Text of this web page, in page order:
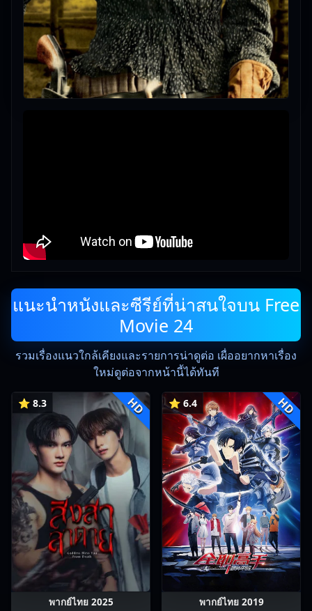
แนะนำหนังและซีรีย์ที่น่าสนใจบน Free
Movie 24
รวมเรื่องแนวใกล้เคียงและรายการน่าดูต่อ เผื่ออยากหาเรื่อง
ใหม่ดูต่อจากหน้านี้ได้ทันที
⭐ 8.3 HD
พากย์ไทย 2025
⭐ 6.4 HD
พากย์ไทย 2019